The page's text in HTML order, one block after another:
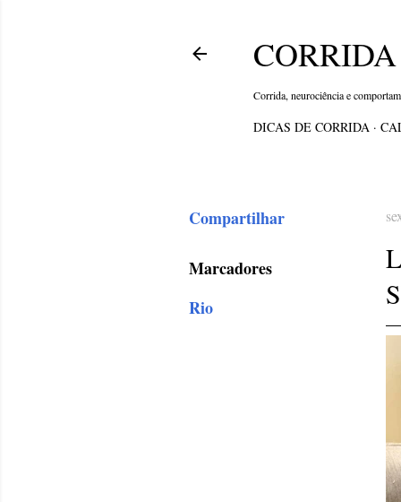
Corrida, neurociência e
DICAS DE CORRIDA
Compartilhar
Marcadores
Rio